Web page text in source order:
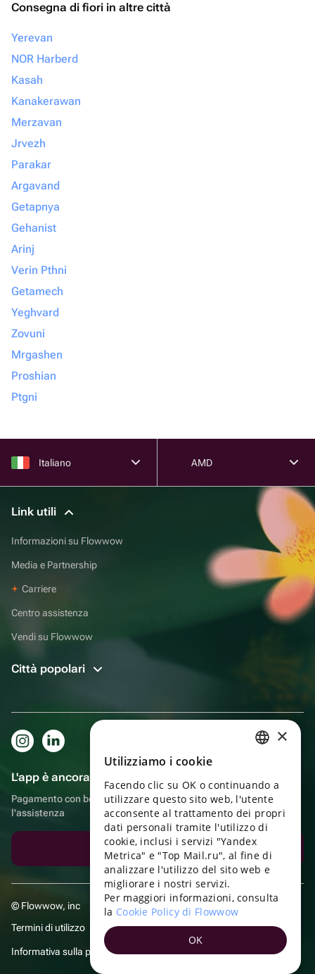
Consegna di fiori in altre città
Yerevan
NOR Harberd
Kasah
Kanakerawan
Merzavan
Jrvezh
Parakar
Argavand
Getapnya
Gehanist
Arinj
Verin Pthni
Getamech
Yeghvard
Zovuni
Mrgashen
Proshian
Ptgni
Italiano AMD
Link utili
Informazioni su Flowwow
Media e Partnership
Carriere
Centro assistenza
Vendi su Flowwow
Città popolari
L'app è ancora più comoda!
Pagamento con bonus, autoconsegna, comoda chat con
l'assistenza
Scarica l'app
© Flowwow, inc
Termini di utilizzo
Informativa sulla privacy
ENGLISH
UKRAINIAN
PORTUGUESE
SPANISH
TURKISH
×
Utilizziamo i cookie
Facendo clic su OK o continuando a
utilizzare questo sito web, l'utente
acconsente al trattamento dei propri
dati personali tramite l'utilizzo di
cookie, inclusi i servizi "Yandex
Metrica" e "Top Mail.ru", al fine di
analizzare l'utilizzo del sito web e
migliorare i nostri servizi.
Per maggiori informazioni, consulta
la Cookie Policy di Flowwow
OK